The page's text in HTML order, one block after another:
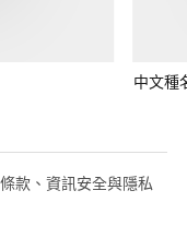
中文種
款、資訊安全與隱私